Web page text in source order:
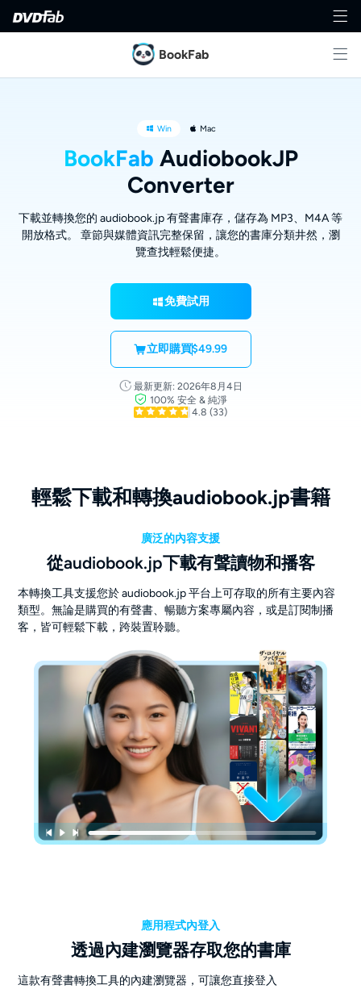
BookFab
Win Mac
BookFab AudiobookJP
Converter
下載並轉換您的 audiobook.jp 有聲書庫存，儲存為 MP3、M4A 等
開放格式。 章節與媒體資訊完整保留，讓您的書庫分類井然，瀏
覽查找輕鬆便捷。
免費試用
立即購買$49.99
最新更新: 2026年8月4日
100% 安全 & 純淨
4.8 (33)
輕鬆下載和轉換audiobook.jp書籍
廣泛的內容支援
從audiobook.jp下載有聲讀物和播客
本轉換工具支援您於 audiobook.jp 平台上可存取的所有主要內容
類型。無論是購買的有聲書、暢聽方案專屬內容，或是訂閱制播
客，皆可輕鬆下載，跨裝置聆聽。
應用程式內登入
透過內建瀏覽器存取您的書庫
這款有聲書轉換工具的內建瀏覽器，可讓您直接登入